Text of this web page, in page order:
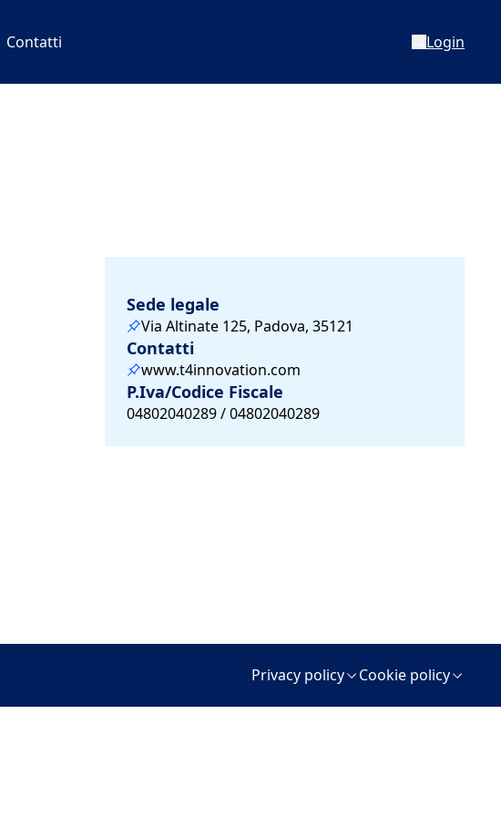
Contatti Login
Sede legale
Via Altinate 125, Padova, 35121
Contatti
www.t4innovation.com
P.Iva/Codice Fiscale
04802040289 / 04802040289
Privacy policy Cookie policy